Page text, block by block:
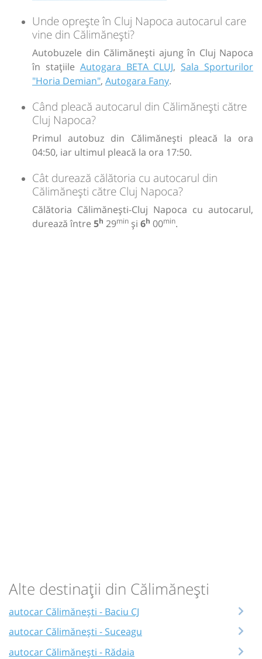
Unde oprește în Cluj Napoca autocarul care
vine din Călimănești?
Autobuzele din Călimănești ajung în Cluj Napoca
în stațiile Autogara BETA CLUJ, Sala Sporturilor
"Horia Demian", Autogara Fany.
Când pleacă autocarul din Călimănești către
Cluj Napoca?
Primul autobuz din Călimănești pleacă la ora
04:50, iar ultimul pleacă la ora 17:50.
Cât durează călătoria cu autocarul din
Călimănești către Cluj Napoca?
Călătoria Călimănești-Cluj Napoca cu autocarul,
durează între 5h 29min și 6h 00min.
Alte destinații din Călimănești
autocar Călimănești - Baciu CJ
autocar Călimănești - Suceagu
autocar Călimănești - Rădaia